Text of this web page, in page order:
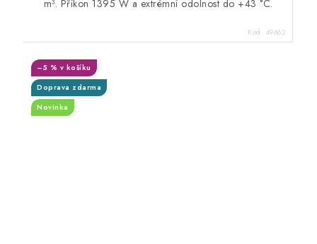
m³. Příkon 1395 W a extrémní odolnost do +43 °C.
Kód: 49662
Doprava zdarma
Novinka
–5 % v košíku